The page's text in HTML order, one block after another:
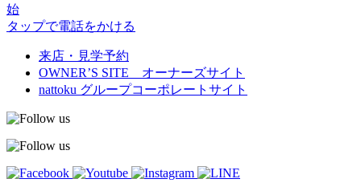
始
タップで電話をかける
来店・見学予約
OWNER’S SITE オーナーズサイト
nattoku グループコーポレートサイト